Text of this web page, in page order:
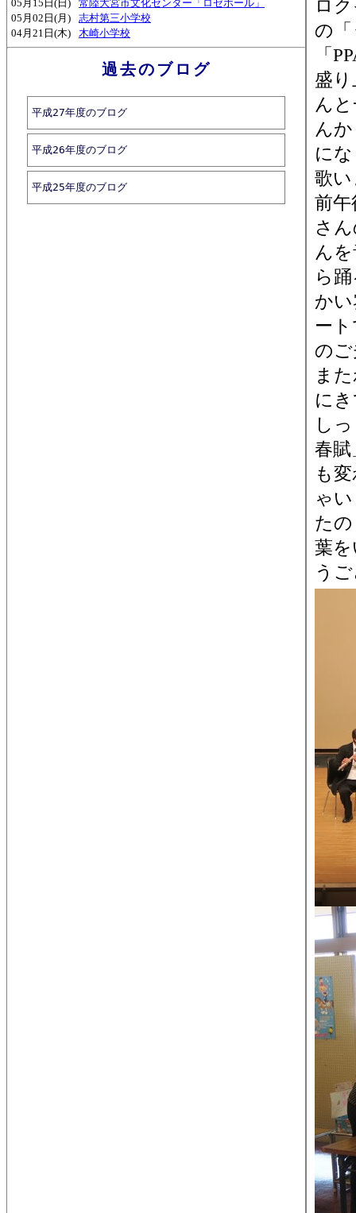
05月15日(日)
常陸大宮市文化センター「ロゼホール」
05月02日(月)
志村第三小学校
04月21日(木)
木崎小学校
過去のブログ
平成27年度のブログ
平成26年度のブログ
平成25年度のブログ
ロ
の
「
盛
ん
ん
に
歌い
前
さ
ん
ら
か
ー
の
ま
に
し
春
も
ゃ
た
葉
う